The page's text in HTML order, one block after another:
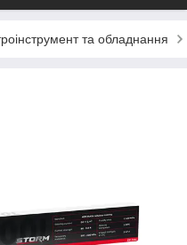
та обладнання